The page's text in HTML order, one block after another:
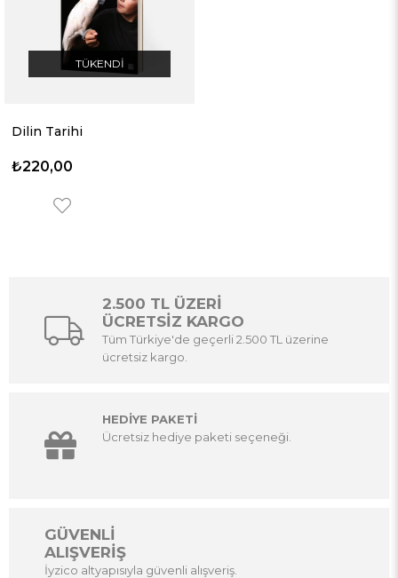
TÜKENDI
Dilin Tarihi
₺220,00
2.500 TL ÜZERİ
ÜCRETSİZ KARGO
Tüm Türkiye'de geçerli 2.500 TL üzerine
ücretsiz kargo.
HEDİYE PAKETİ
Ücretsiz hediye paketi seçeneği.
GÜVENLİ
ALIŞVERİŞ
İyzico altyapısıyla güvenli alışveriş.